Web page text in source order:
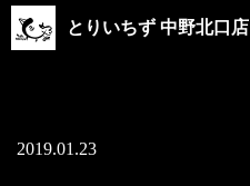
とりいちず 中野北口店
2019.01.23